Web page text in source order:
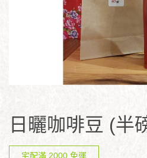
日曬咖啡豆 (半
宅配滿 2000 免運